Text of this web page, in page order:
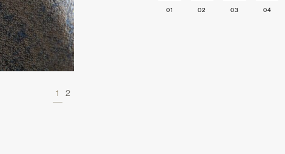
1 2
01 02 03 04